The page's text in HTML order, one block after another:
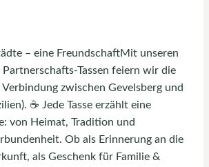
– eine FreundschaftMit unseren
Partnerschafts-Tassen feiern wir die
Verbindung zwischen Gevelsberg und
☕ Jede Tasse erzählt eine
von Heimat, Tradition und
Ob als Erinnerung an die
als Geschenk für Familie &